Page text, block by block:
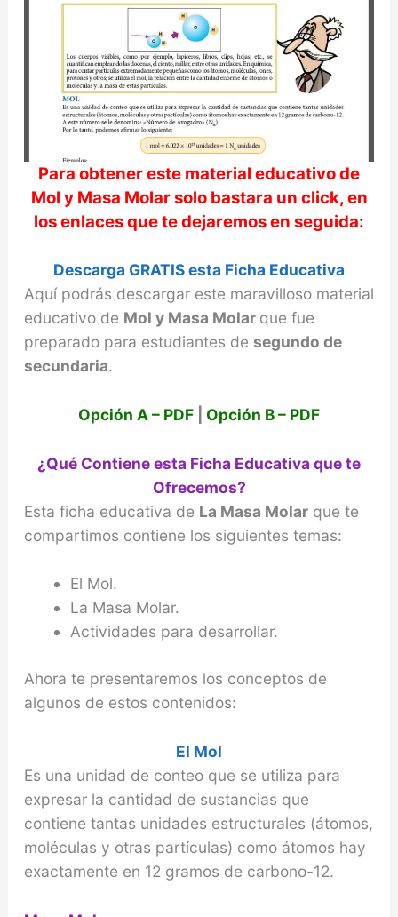
Para obtener este material educativo de
Mol y Masa Molarsolo bastara un click, en
los enlaces que te dejaremos en seguida:
Descarga GRATIS esta Ficha Educativa
Aquí podrás descargar este maravilloso material
educativo de Mol y Masa Molar que fue
preparado para estudiantes de segundo de
secundaria.
Opción A – PDF Opción B – PDF
¿Qué Contiene esta Ficha Educativa que te
Ofrecemos?
Esta ficha educativa de La Masa Molarque te
compartimos contiene los siguientes temas:
El Mol.
La Masa Molar.
Actividades para desarrollar.
Ahora te presentaremos los conceptos de
algunos de estos contenidos:
El Mol
Es una unidad de conteo que se utiliza para
expresar la cantidad de sustancias que
contiene tantas unidades estructurales (átomos,
moléculas y otras partículas) como átomos hay
exactamente en 12 gramos de carbono-12.